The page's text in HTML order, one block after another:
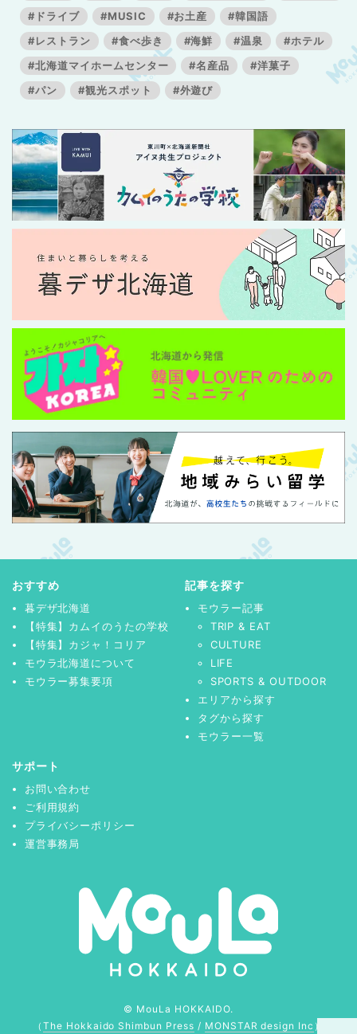
#ドライブ
#MUSIC #お土産
#韓国語
#レストラン
#食べ歩き #海鮮 #温泉
#ホテル
#北海道マイホームセンター
#名産品
#洋菓子
#パン
#観光スポット #外遊び
おすすめ
暮デザ北海道
【特集】カムイのうたの学校
【特集】カジャ！コリア
モウラ北海道について
モウラー募集要項
記事を探す
モウラー記事
TRIP & EAT
CULTURE
LIFE
SPORTS & OUTDOOR
エリアから探す
タグから探す
モウラー一覧
サポート
お問い合わせ
ご利用規約
プライバシーポリシー
運営事務局
© MouLa HOKKAIDO.
（ The Hokkaido Shimbun Press / MONSTAR design Inc ）